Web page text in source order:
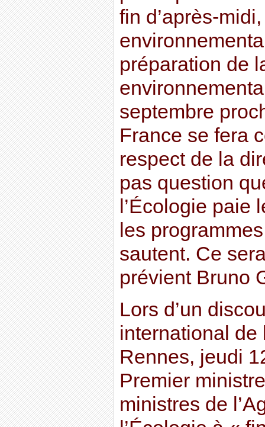
fin d’après-
préparation de
septembre
France se fera
respect de la
pas question
l’Écologie paie
les
sautent. Ce
prévient Bruno
Lors d’un
international de
Rennes, jeudi
Premier
ministres de